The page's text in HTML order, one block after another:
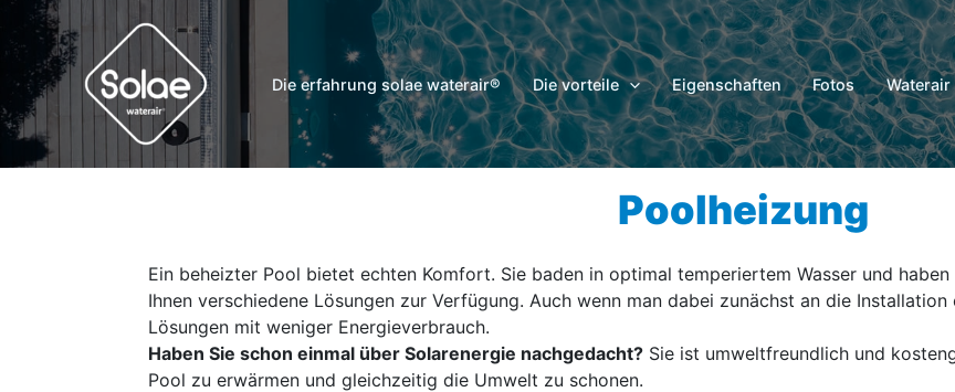
Zum
Inhalt
springen
Die erfahrung solae waterair® Die vorteile Eigenschaften Fotos
Poolheizung
Ein beheizter Pool bietet echten Komfort. Sie baden in optimal temperiertem Wasser und
Ihnen verschiedene Lösungen zur Verfügung. Auch wenn man dabei zunächst an die
Lösungen mit weniger Energieverbrauch.
Haben Sie schon einmal über Solarenergie nachgedacht? Sie ist umweltfreundlich und
Pool zu erwärmen und gleichzeitig die Umwelt zu schonen.